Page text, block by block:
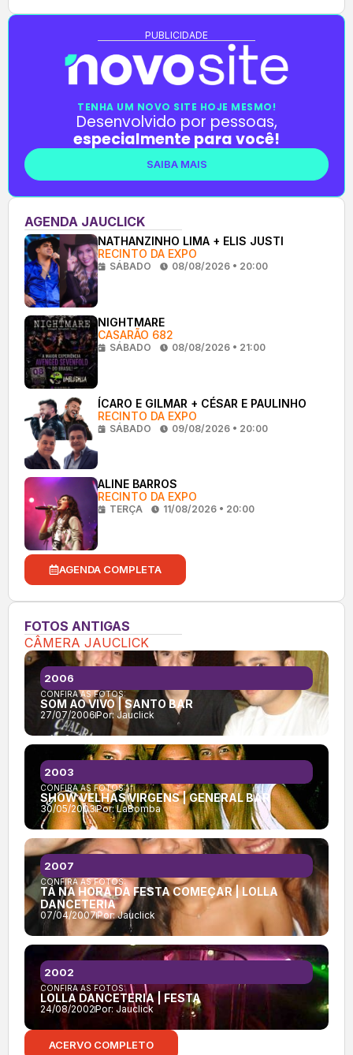
PUBLICIDADE
TENHA UM NOVO SITE HOJE MESMO!
Desenvolvido por pessoas,
especialmente para você!
SAIBA MAIS
AGENDA JAUCLICK
NATHANZINHO LIMA + ELIS JUSTI
RECINTO DA EXPO
SÁBADO 08/08/2026 • 20:00
NIGHTMARE
CASARÃO 682
SÁBADO 08/08/2026 • 21:00
ÍCARO E GILMAR + CÉSAR E PAULINHO
RECINTO DA EXPO
SÁBADO 09/08/2026 • 20:00
ALINE BARROS
RECINTO DA EXPO
TERÇA 11/08/2026 • 20:00
AGENDA COMPLETA
FOTOS ANTIGAS
CÂMERA JAUCLICK
CONFIRA AS FOTOS:
SOM AO VIVO | SANTO BAR
27/07/2006Por: Jauclick
2006
CONFIRA AS FOTOS:
SHOW VELHAS VIRGENS | GENERAL BAR
30/05/2003Por:LaBomba
2003
CONFIRA AS FOTOS:
TÁ NA HORA DA FESTA COMEÇAR | LOLLA
DANCETERIA
07/04/2007Por:Jauclick
2007
CONFIRA AS FOTOS:
LOLLA DANCETERIA | FESTA
24/08/2002Por: Jauclick
2002
ACERVO COMPLETO